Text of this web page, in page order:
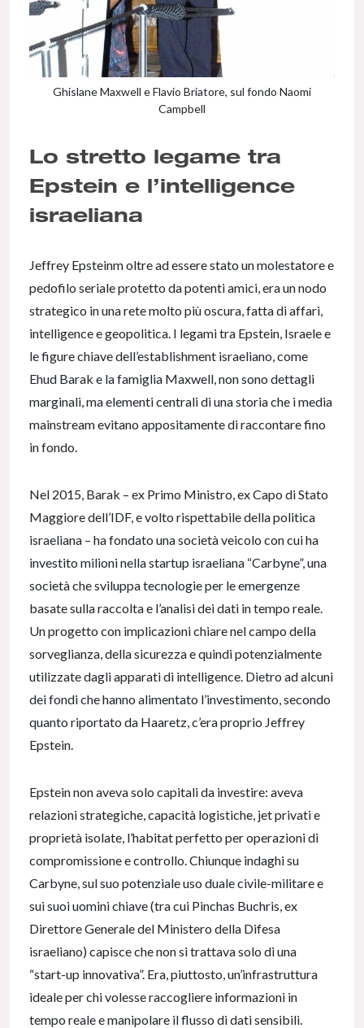
Ghislane Maxwell e Flavio Briatore, sul fondo Naomi
Campbell
Lo stretto legame tra
Epstein e l’intelligence
israeliana
Jeffrey Epsteinm oltre ad essere stato un molestatore e
pedofilo seriale protetto da potenti amici, era un nodo
strategico in una rete molto più oscura, fatta di affari,
intelligence e geopolitica. I legami tra Epstein, Israele e
le figure chiave dell’establishment israeliano, come
Ehud Barak e la famiglia Maxwell, non sono dettagli
marginali, ma elementi centrali di una storia che i media
mainstream evitano appositamente di raccontare fino
in fondo.
Nel 2015, Barak – ex Primo Ministro, ex Capo di Stato
Maggiore dell’IDF, e volto rispettabile della politica
israeliana – ha fondato una società veicolo con cui ha
investito milioni nella startup israeliana “Carbyne”, una
società che sviluppa tecnologie per le emergenze
basate sulla raccolta e l’analisi dei dati in tempo reale.
Un progetto con implicazioni chiare nel campo della
sorveglianza, della sicurezza e quindi potenzialmente
utilizzate dagli apparati di intelligence. Dietro ad alcuni
dei fondi che hanno alimentato l’investimento, secondo
quanto riportato da Haaretz, c’era proprio Jeffrey
Epstein.
Epstein non aveva solo capitali da investire: aveva
relazioni strategiche, capacità logistiche, jet privati e
proprietà isolate, l’habitat perfetto per operazioni di
compromissione e controllo. Chiunque indaghi su
Carbyne, sul suo potenziale uso duale civile-militare e
sui suoi uomini chiave (tra cui Pinchas Buchris, ex
Direttore Generale del Ministero della Difesa
israeliano) capisce che non si trattava solo di una
“start-up innovativa”. Era, piuttosto, un’infrastruttura
ideale per chi volesse raccogliere informazioni in
tempo reale e manipolare il flusso di dati sensibili.